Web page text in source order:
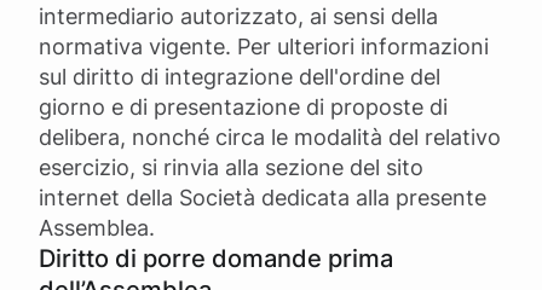
intermediario autorizzato, ai sensi della
normativa vigente. Per ulteriori informazioni
sul diritto di integrazione dell'ordine del
giorno e di presentazione di proposte di
delibera, nonché circa le modalità del relativo
esercizio, si rinvia alla sezione del sito
internet della Società dedicata alla presente
Assemblea.
Diritto di porre domande prima